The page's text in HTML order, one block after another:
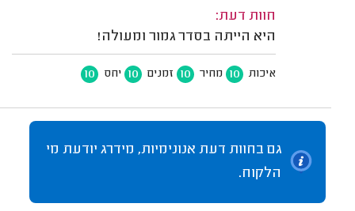
חוות דעת:
היא הייתה בסדר גמור ומעולה!
איכות 10 מחיר 10 זמנים 10 יחס 10
גם בחוות דעת אנונימיות, מידרג יודעת מי
הלקוח.